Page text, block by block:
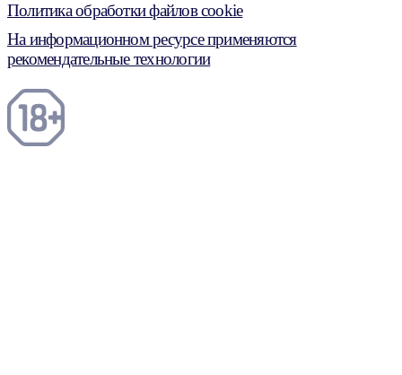
Политика обработки файлов cookie
На информационном ресурсе применяются
рекомендательные технологии